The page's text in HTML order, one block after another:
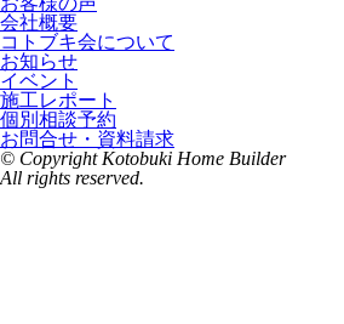
会社概要
コトブキ会について
お知らせ
イベント
施工レポート
個別相談予約
お問合せ・資料請求
© Copyright Kotobuki Home Builder
All rights reserved.